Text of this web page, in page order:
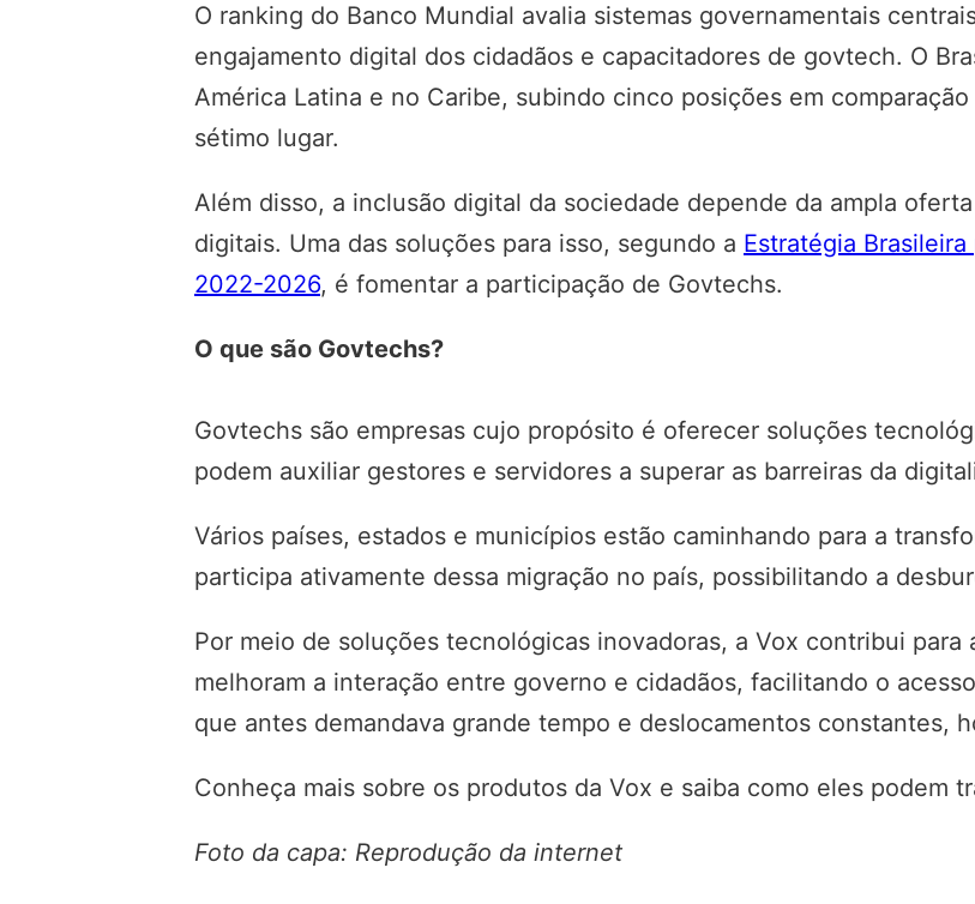
O ranking do Banco Mundial avalia sistemas governamentais
engajamento digital dos cidadãos e capacitadores de govtech. O
América Latina e no Caribe, subindo cinco posições em
sétimo lugar.
Além disso, a inclusão digital da sociedade depende da ampla
digitais. Uma das soluções para isso, segundo a Estratégia
2022-2026, é fomentar a participação de Govtechs.
O que são Govtechs?
Govtechs são empresas cujo propósito é oferecer soluções
podem auxiliar gestores e servidores a superar as barreiras da
Vários países, estados e municípios estão caminhando para a
participa ativamente dessa migração no país, possibilitando a
Por meio de soluções tecnológicas inovadoras, a Vox contribui
melhoram a interação entre governo e cidadãos, facilitando o
que antes demandava grande tempo e deslocamentos constantes,
Conheça mais sobre os produtos da Vox e saiba como eles podem
Foto da capa: Reprodução da internet